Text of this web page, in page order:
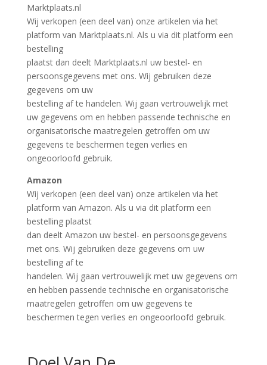
Marktplaats.nl
Wij verkopen (een deel van) onze artikelen via het
platform van Marktplaats.nl. Als u via dit platform een
bestelling
plaatst dan deelt Marktplaats.nl uw bestel- en
persoonsgegevens met ons. Wij gebruiken deze
gegevens om uw
bestelling af te handelen. Wij gaan vertrouwelijk met
uw gegevens om en hebben passende technische en
organisatorische maatregelen getroffen om uw
gegevens te beschermen tegen verlies en
ongeoorloofd gebruik.
Amazon
Wij verkopen (een deel van) onze artikelen via het
platform van Amazon. Als u via dit platform een
bestelling plaatst
dan deelt Amazon uw bestel- en persoonsgegevens
met ons. Wij gebruiken deze gegevens om uw
bestelling af te
handelen. Wij gaan vertrouwelijk met uw gegevens om
en hebben passende technische en organisatorische
maatregelen getroffen om uw gegevens te
beschermen tegen verlies en ongeoorloofd gebruik.